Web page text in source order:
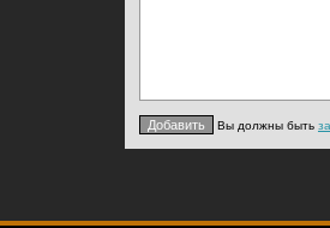
Вы должны быть